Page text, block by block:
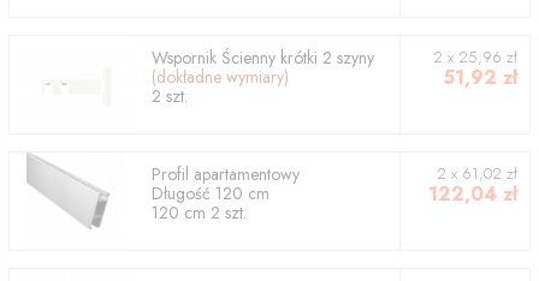
Wspornik Ścienny krótki 2 szyny
(dokładne wymiary)
2 szt.
2 x 25,96 zł
51,92 zł
Profil apartamentowy
Długość 120 cm
120 cm 2 szt.
2 x 61,02 zł
122,04 zł